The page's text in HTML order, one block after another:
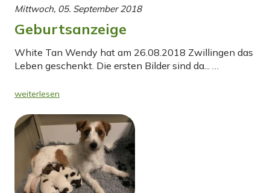
Mittwoch, 05. September 2018
Geburtsanzeige
White Tan Wendy hat am 26.08.2018 Zwillingen das
Leben geschenkt. Die ersten Bilder sind da... …
weiterlesen